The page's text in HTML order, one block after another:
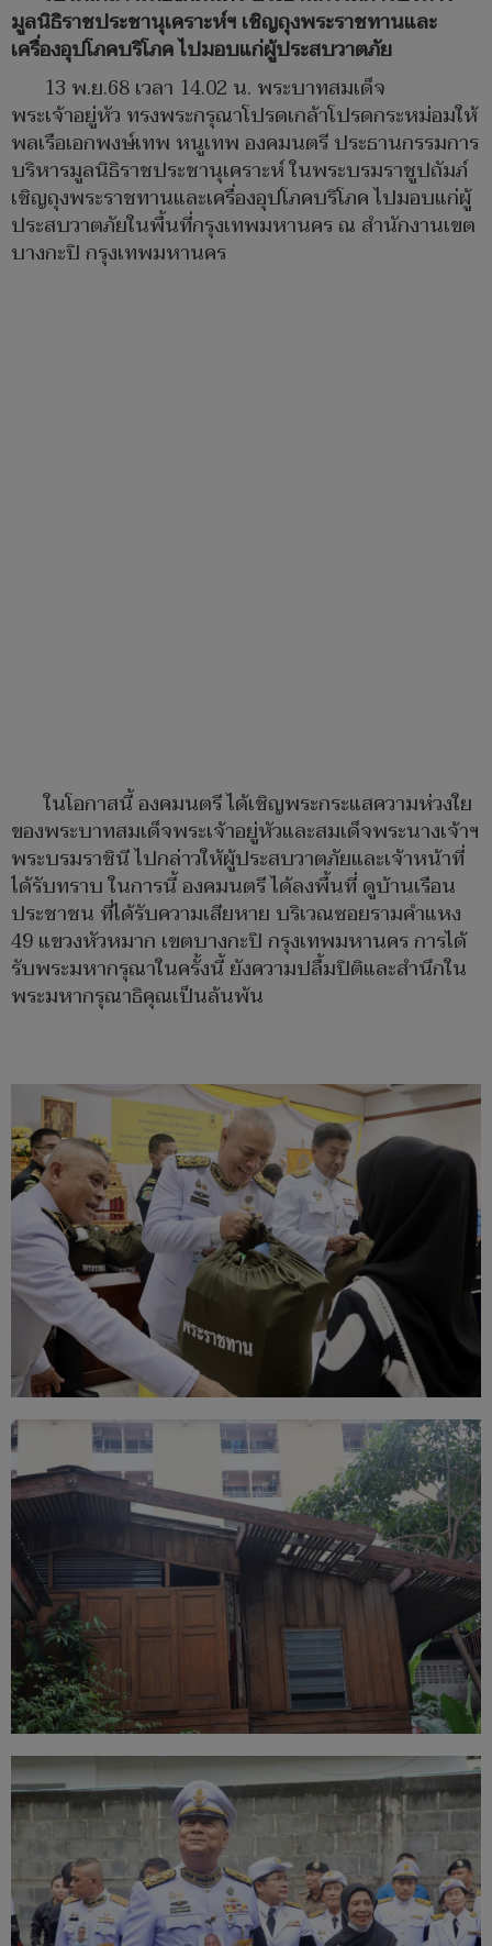
มูลนิธิราชประชานุเคราะห์ฯ เชิญถุงพระราชทานและ
เครื่องอุปโภคบริโภค ไปมอบแก่ผู้ประสบวาตภัย
13 พ.ย.68 เวลา 14.02 น. พระบาทสมเด็จ
พระเจ้าอยู่หัว ทรงพระกรุณาโปรดเกล้าโปรดกระหม่อมให้
พลเรือเอกพงษ์เทพ หนูเทพ องคมนตรี ประธานกรรมการ
บริหารมูลนิธิราชประชานุเคราะห์ ในพระบรมราชูปถัมภ์
เชิญถุงพระราชทานและเครื่องอุปโภคบริโภค ไปมอบแก่ผู้
ประสบวาตภัยในพื้นที่กรุงเทพมหานคร ณ สำนักงานเขต
บางกะปิ กรุงเทพมหานคร
ในโอกาสนี้ องคมนตรี ได้เชิญพระกระแสความห่วงใย
ของพระบาทสมเด็จพระเจ้าอยู่หัวและสมเด็จพระนางเจ้าฯ
พระบรมราชินี ไปกล่าวให้ผู้ประสบวาตภัยและเจ้าหน้าที่
ได้รับทราบ ในการนี้ องคมนตรี ได้ลงพื้นที่ ดูบ้านเรือน
ประชาชน ที่ได้รับความเสียหาย บริเวณซอยรามคำแหง
49 แขวงหัวหมาก เขตบางกะปิ กรุงเทพมหานคร การได้
รับพระมหากรุณาในครั้งนี้ ยังความปลื้มปิติและสำนึกใน
พระมหากรุณาธิคุณเป็นล้นพ้น